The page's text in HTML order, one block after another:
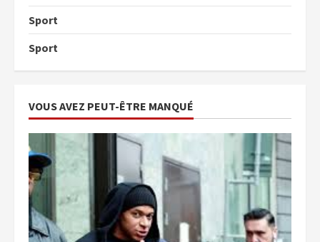
Sport
Sport
VOUS AVEZ PEUT-ÊTRE MANQUÉ